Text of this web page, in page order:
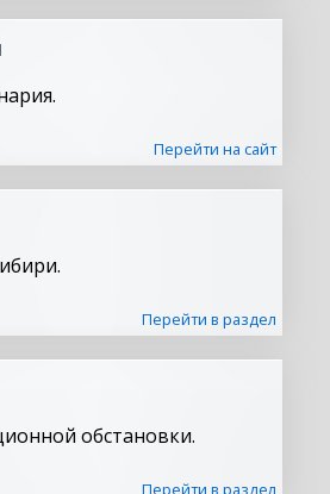
Перейти на сайт
Перейти в раздел
обстановки.
Перейти в раздел